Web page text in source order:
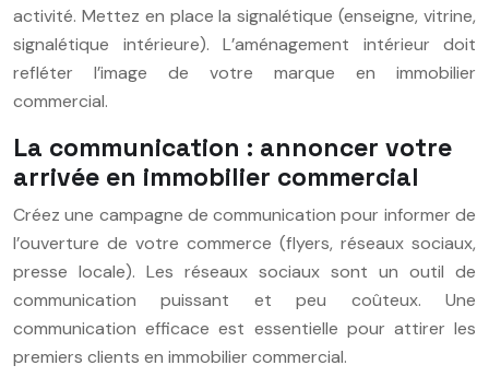
activité. Mettez en place la signalétique (enseigne, vitrine,
signalétique intérieure). L’aménagement intérieur doit
refléter l’image de votre marque en immobilier
commercial.
La communication : annoncer votre
arrivée en immobilier commercial
Créez une campagne de communication pour informer de
l’ouverture de votre commerce (flyers, réseaux sociaux,
presse locale). Les réseaux sociaux sont un outil de
communication puissant et peu coûteux. Une
communication efficace est essentielle pour attirer les
premiers clients en immobilier commercial.